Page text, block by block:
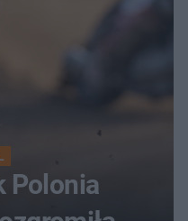
Polonia